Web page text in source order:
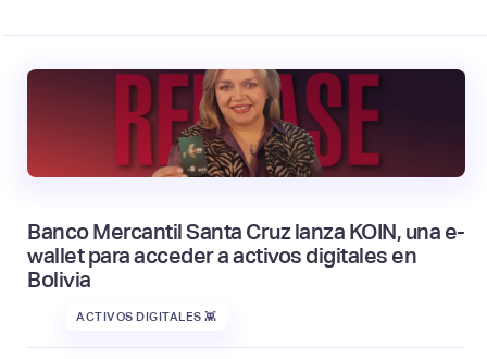
Banco Mercantil Santa Cruz lanza KOIN, una e-
wallet para acceder a activos digitales en
Bolivia
ACTIVOS DIGITALES 👾